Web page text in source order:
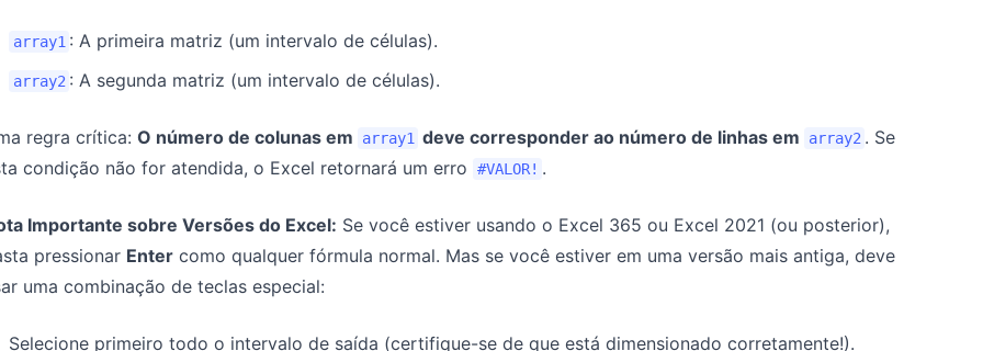
array1 : A primeira matriz (um intervalo de células).
array2 : A segunda matriz (um intervalo de células).
regra crítica: O número de colunas em array1 deve corresponder ao número de linhas em array2 . Se
condição não for atendida, o Excel retornará um erro
#VALOR! .
Importante sobre Versões do Excel: Se você estiver usando o Excel 365 ou Excel 2021 (ou posterior),
pressionar Enter como qualquer fórmula normal. Mas se você estiver em uma versão mais antiga, deve
uma combinação de teclas especial:
Selecione primeiro todo o intervalo de saída (certifique-se de que está dimensionado corretamente!).